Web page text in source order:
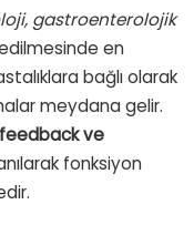
gastroenterolojik
en
bağlı olarak
meydana gelir.
ve
fonksiyon